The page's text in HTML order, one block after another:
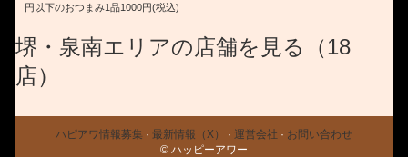
円以下のおつまみ1品1000円(税込)
堺・泉南エリアの店舗を見る（18
店）
ハピアワ情報募集 · 最新情報（X） · 運営会社 · お問い合わせ
© ハッピーアワー